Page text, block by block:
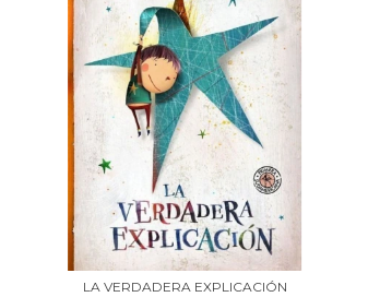
LA VERDADERA EXPLICACIÓN